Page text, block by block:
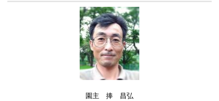
園主 捧 昌弘